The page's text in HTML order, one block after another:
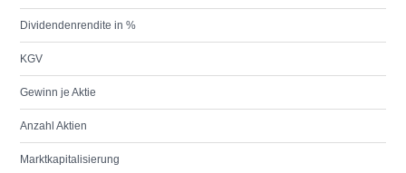
Dividendenrendite in %
KGV
Gewinn je Aktie
Anzahl Aktien
Marktkapitalisierung